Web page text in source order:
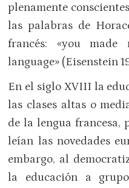
plenamente
las palabras de
francés: «you made
language» (Eisenstein
En el siglo XVIII la
las clases altas o
de la lengua francesa,
leían las novedades
embargo, al
la educación a